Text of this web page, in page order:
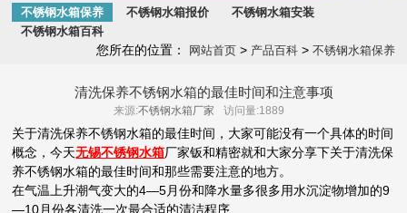
不锈钢水箱保养 不锈钢水箱报价
不锈钢水箱安装
不锈钢水箱百科
您所在的位置： 网站首页> 产品百科> 不锈钢水箱保养
清洗保养不锈钢水箱的最佳时间和注意事项
来源:不锈钢水箱厂家 访问量:1889
关于清洗保养不锈钢水箱的最佳时间，大家可能没有一个具体的时间
概念，今天无锡不锈钢水箱厂家钣和精密就和大家分享下关于清洗保
养不锈钢水箱的最佳时间和那些需要注意的地方。
在气温上升潮气变大的4—5月份和降水量多很多用水沉淀物增加的9
—10月份各清洗一次最合适的清洁程序